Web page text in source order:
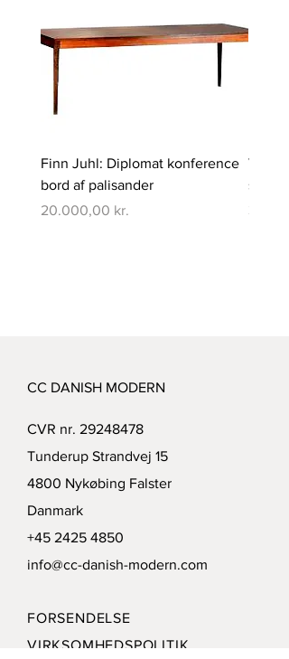
Finn Juhl: Diplomat konference
bord af palisander
Pris
20.000,00 kr.
CC DANISH MODERN
CVR nr. 29248478
Tunderup Strandvej 15
4800 Nykøbing Falster
Danmark
+45 2425 4850
info@cc-danish-modern.com
FORSENDELSE
VIRKSOMHEDSPOLITIK